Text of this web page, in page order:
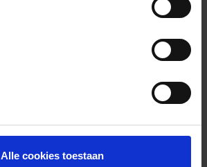
Alle cookies toestaan